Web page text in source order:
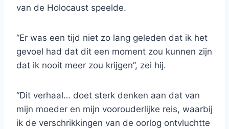
van de Holocaust speelde.
“Er was een tijd niet zo lang geleden dat ik het
gevoel had dat dit een moment zou kunnen zijn
dat ik nooit meer zou krijgen”, zei hij.
“Dit verhaal… doet sterk denken aan dat van
mijn moeder en mijn voorouderlijke reis, waarbij
ik de verschrikkingen van de oorlog ontvluchtte